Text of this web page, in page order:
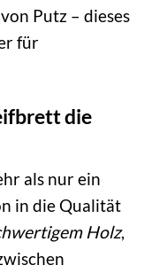
Putz – dieses
für
die
als nur ein
in die Qualität
Holz,